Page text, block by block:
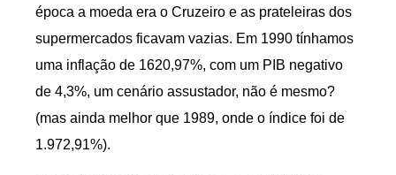
época a moeda era o Cruzeiro e as prateleiras dos
supermercados ficavam vazias. Em 1990 tínhamos
uma inflação de 1620,97%, com um PIB negativo
de 4,3%, um cenário assustador, não é mesmo?
(mas ainda melhor que 1989, onde o índice foi de
1.972,91%).